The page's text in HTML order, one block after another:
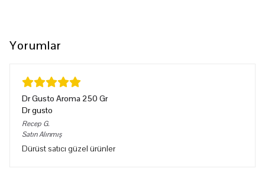
Yorumlar
Dr Gusto Aroma 250 Gr
Dr gusto
Recep G.
Satın Alınmış
Dürüst satıcı güzel ürünler